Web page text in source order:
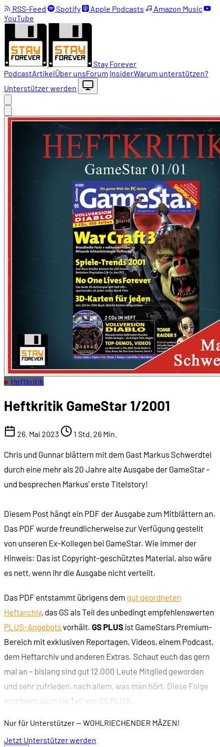
RSS-Feed Spotify Apple Podcasts
Amazon Music
YouTube
Stay Forever
PodcastArtikelÜber unsForum InsiderWarum unterstützen?
Unterstützer werden
Heftkritik
Heftkritik GameStar 1/2001
26. Mai 2023 1 Std. 26 Min.
Chris und Gunnar blättern mit dem Gast Markus Schwerdtel
durch eine mehr als 20 Jahre alte Ausgabe der GameStar -
und besprechen Markus' erste Titelstory!
Diesem Post hängt ein PDF der Ausgabe zum Mitblättern an.
Das PDF wurde freundlicherweise zur Verfügung gestellt
von unseren Ex-Kollegen bei GameStar. Wie immer der
Hinweis: Das ist Copyright-geschütztes Material, also wäre
es nett, wenn ihr die Ausgabe nicht verteilt.
Das PDF entstammt übrigens dem gut geordneten
Heftarchiv, das GS als Teil des unbedingt empfehlenswerten
PLUS-Angebotsvorhält. GS PLUS ist GameStars Premium-
Bereich mit exklusiven Reportagen, Videos, einem Podcast,
dem Heftarchiv und anderen Extras. Schaut euch das gern
mal an – bislang sind gut 12.000 Leute Mitglied geworden
und sehr zufrieden, nach allem, was man hört. Diese Folge
erscheint auch als Teil von GS PLUS.
Nur für Unterstützer— WOHLRIECHENDER MÄZEN!
Jetzt Unterstützer werden